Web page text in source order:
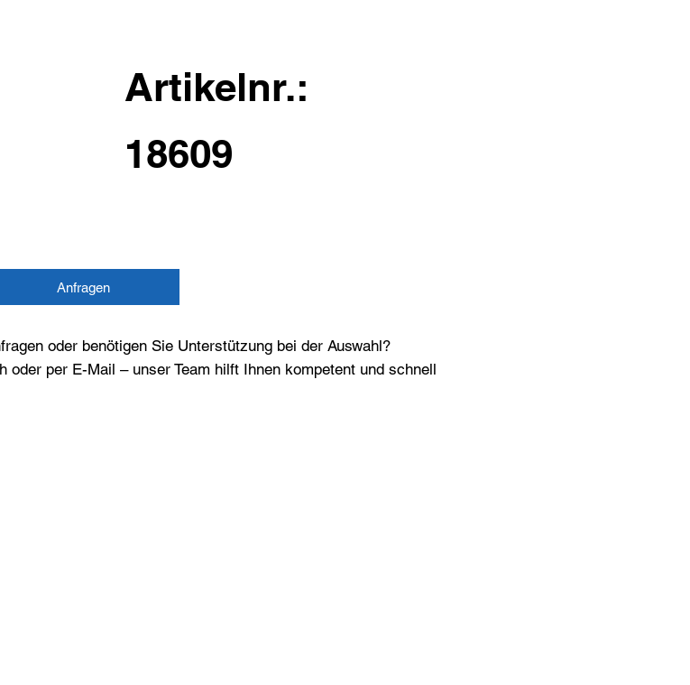
Artikelnr.:
18609
Anfragen
oder benötigen Sie Unterstützung bei der Auswahl?
oder per E-Mail – unser Team hilft Ihnen kompetent und schnell